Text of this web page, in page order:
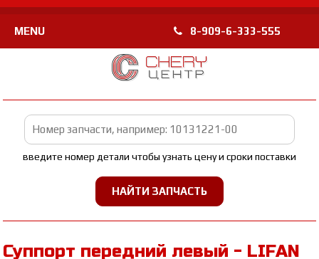
MENU 8-909-6-333-555
введите номер детали чтобы узнать цену и сроки поставки
Суппорт передний левый - LIFAN